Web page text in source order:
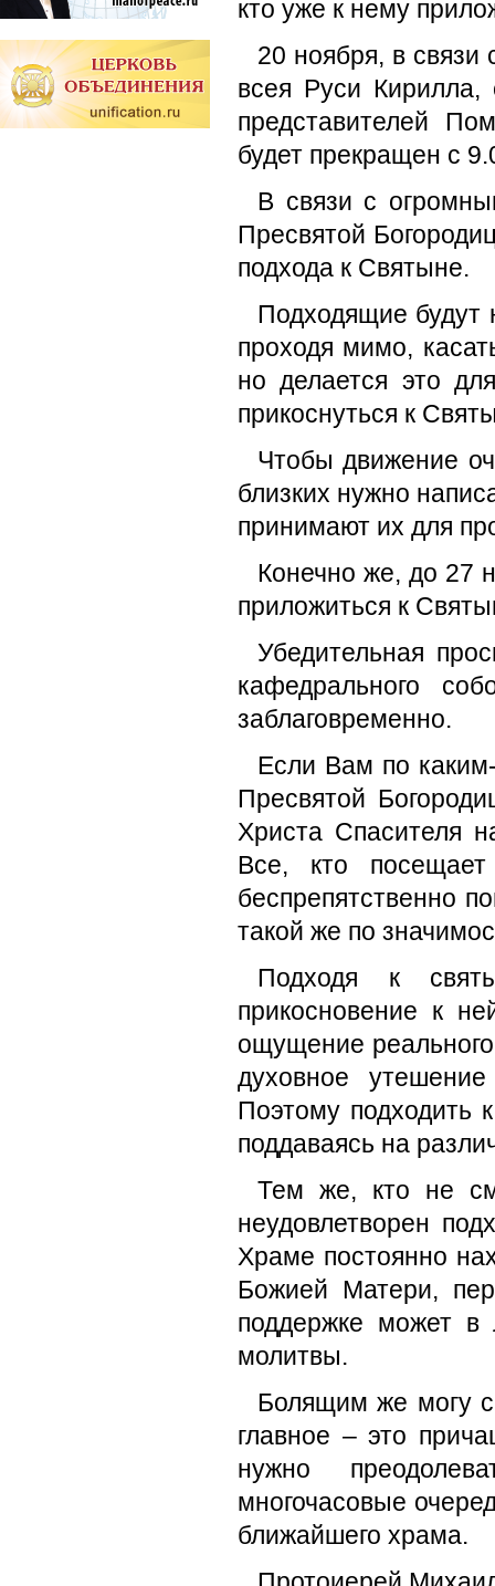
кто уже к нему
20 ноября, в
всея Руси
представителей
будет прекращен с
В связи с
Пресвятой
подхода к Святыне.
Подходящие будут
проходя мимо,
но делается это
прикоснуться к
Чтобы движение
близких нужно
принимают их для
Конечно же, до 27
приложиться к
Убедительная
кафедрального
заблаговременно.
Если Вам по
Пресвятой
Христа Спасителя
Все, кто
беспрепятственно
такой же по
Подходя к
прикосновение к
ощущение
духовное
Поэтому подходить
поддаваясь на
Тем же, кто не
неудовлетворен
Храме постоянно
Божией Матери,
поддержке может в
молитвы.
Болящим же могу
главное – это
нужно
многочасовые
ближайшего храма.